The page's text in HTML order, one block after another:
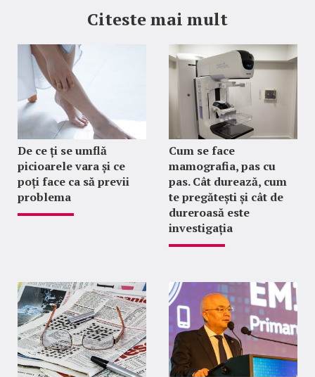
Citeste mai mult
De ce ți se umflă
picioarele vara și ce
poți face ca să previi
problema
Cum se face
mamografia, pas cu
pas. Cât durează, cum
te pregătești și cât de
dureroasă este
investigația